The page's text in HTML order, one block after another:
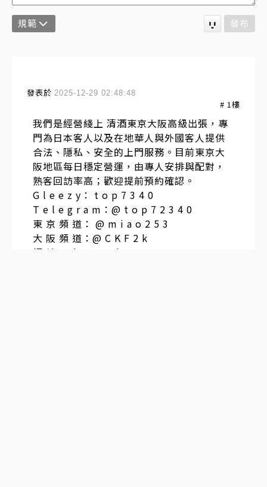
規範 發布
發表於 2025-12-29 02:48:48
# 1 樓
我們是經營綫上 清酒東京大阪高級出張，專
門為日本客人以及在地華人與外國客人提供
合法、隱私、安全的上門服務。目前東京大
阪地區每日穩定營運，由專人安排與配對，
熟客回訪率高；歡迎提前預約確認。
G l e e z y： t o p 7 3 4 0
T e l e g r a m：@ t o p 7 2 3 4 0
東 京 頻 道： @ m i a o 2 5 3
大 阪 頻 道：@ C K F 2 k
網 站t o k y o s a k e 5 2 0 . c o m